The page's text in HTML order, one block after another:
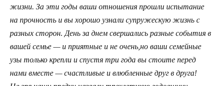
жизни. За эти годы ваши отношения прошли испытание
на прочность и вы хорошо узнали супружескую жизнь с
разных сторон. День за днем свершались разные события в
вашей семье — и приятные и не очень,но ваши семейные
узы только крепли и спустя три года вы стоите перед
нами вместе — счастливые и влюбленные друг в друга!